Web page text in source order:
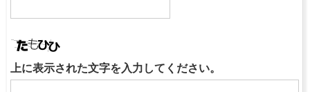
上に表示された文字を入力してください。